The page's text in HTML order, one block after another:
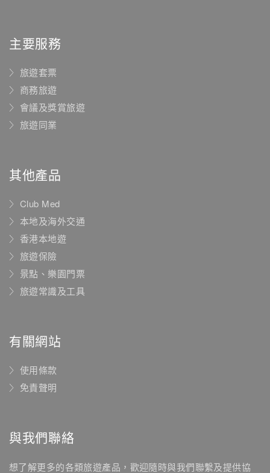
主要服務
旅遊套票
商務旅遊
會議及獎賞旅遊
旅遊同業
其他產品
Club Med
本地及海外交通
香港本地遊
旅遊保險
景點、樂園門票
旅遊常識及工具
有關網站
使用條款
免責聲明
與我們聯絡
想了解更多的各類旅遊產品，歡迎隨時與我們聯繫及提供協